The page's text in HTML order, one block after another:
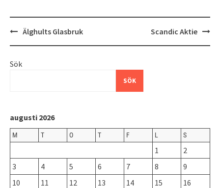
Inläggsnavigering
Älghults Glasbruk Scandic Aktie
Sök
SÖK
augusti 2026
M T O T F L S
1
2
3
4 5 6 7 8
9
10
11 12 13 14 15
16